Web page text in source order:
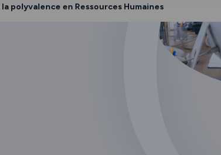
polyvalence en Ressources Humaines